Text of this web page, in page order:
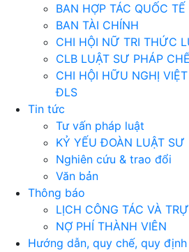
BAN HỢP TÁC QUỐC TẾ
BAN TÀI CHÍNH
CHI HỘI NỮ TRI THỨC
CLB LUẬT SƯ PHÁP
CHI HỘI HỮU NGHỊ
ĐLS
Tin tức
Tư vấn pháp luật
KỶ YẾU ĐOÀN LUẬT SƯ
Nghiên cứu & trao đổi
Văn bản
Thông báo
LỊCH CÔNG TÁC VÀ
NỢ PHÍ THÀNH VIÊN
Hướng dẫn, quy chế, quy định